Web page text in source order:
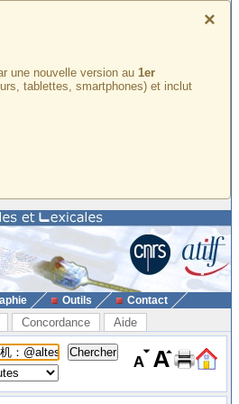
×
une nouvelle version au 1er
tablettes, smartphones) et inclut
Outils Contact
Concordance Aide